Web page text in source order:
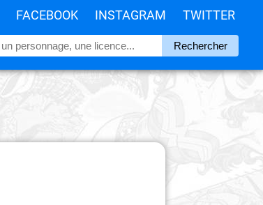
FACEBOOK INSTAGRAM TWITTER